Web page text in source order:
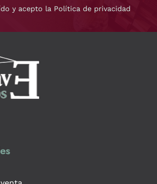
y acepto la Política de privacidad